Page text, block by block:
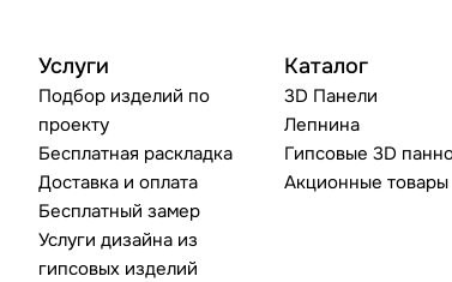
Услуги
Подбор изделий по
проекту
Бесплатная раскладка
Доставка и оплата
Бесплатный замер
Услуги дизайна из
гипсовых изделий
Каталог
3D Панели
Лепнина
Гипсовые 3D
Акционные товары